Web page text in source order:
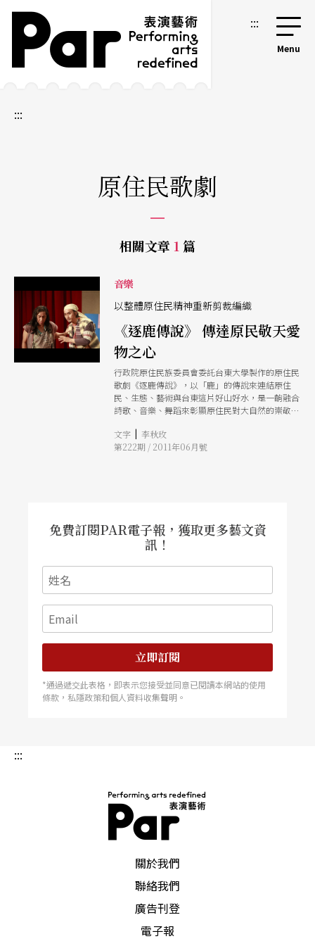
跳到主要內容區塊
網站導覽 :::
:::
原住民歌劇
相關文章 1 篇
音樂
以整體原住民精神重新剪裁編織
《逐鹿傳說》 傳達原民敬天愛
物之心
行政院原住民族委員會委託台東大學製作的原住民
歌劇《逐鹿傳說》，以「鹿」的傳說來連結原住
民、生態、藝術與台東這片好山好水，是一齣融合
詩歌、音樂、舞蹈來彰顯原住民對大自然的崇敬與
文字 | 李秋玫
第222期 / 2011年06月號
免費訂閱PAR電子報，獲取更多藝文資
訊！
立即訂閱
*通過遞交此表格，即表示您接受並同意已閱讀本網站的使用
條款，私隱政策和個人資料收集聲明。
:::
關於我們
聯絡我們
廣告刊登
電子報